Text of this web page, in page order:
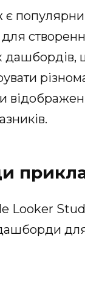
є
дашбордів,
Looker